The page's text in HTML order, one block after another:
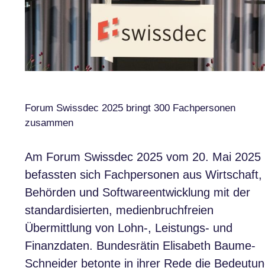
Forum Swissdec 2025 bringt 300 Fachpersonen
zusammen
Am Forum Swissdec 2025 vom 20. Mai 2025
befassten sich Fachpersonen aus Wirtschaft,
Behörden und Softwareentwicklung mit der
standardisierten, medienbruchfreien
Übermittlung von Lohn-, Leistungs- und
Finanzdaten. Bundesrätin Elisabeth Baume-
Schneider betonte in ihrer Rede die